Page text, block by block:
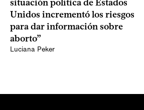
situación política de Estados
Unidos incrementó los riesgos
para dar información sobre
aborto”
Luciana Peker